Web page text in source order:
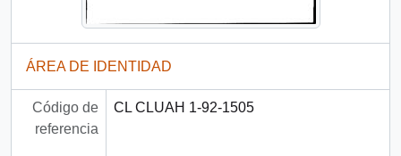
ÁREA DE IDENTIDAD
Código de
referencia
CL CLUAH 1-92-1505